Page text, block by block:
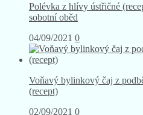
Polévka z hlívy ústřičné
sobotní oběd
04/09/2021 0
Voňavý bylinkový čaj z
(recept)
02/09/2021 0